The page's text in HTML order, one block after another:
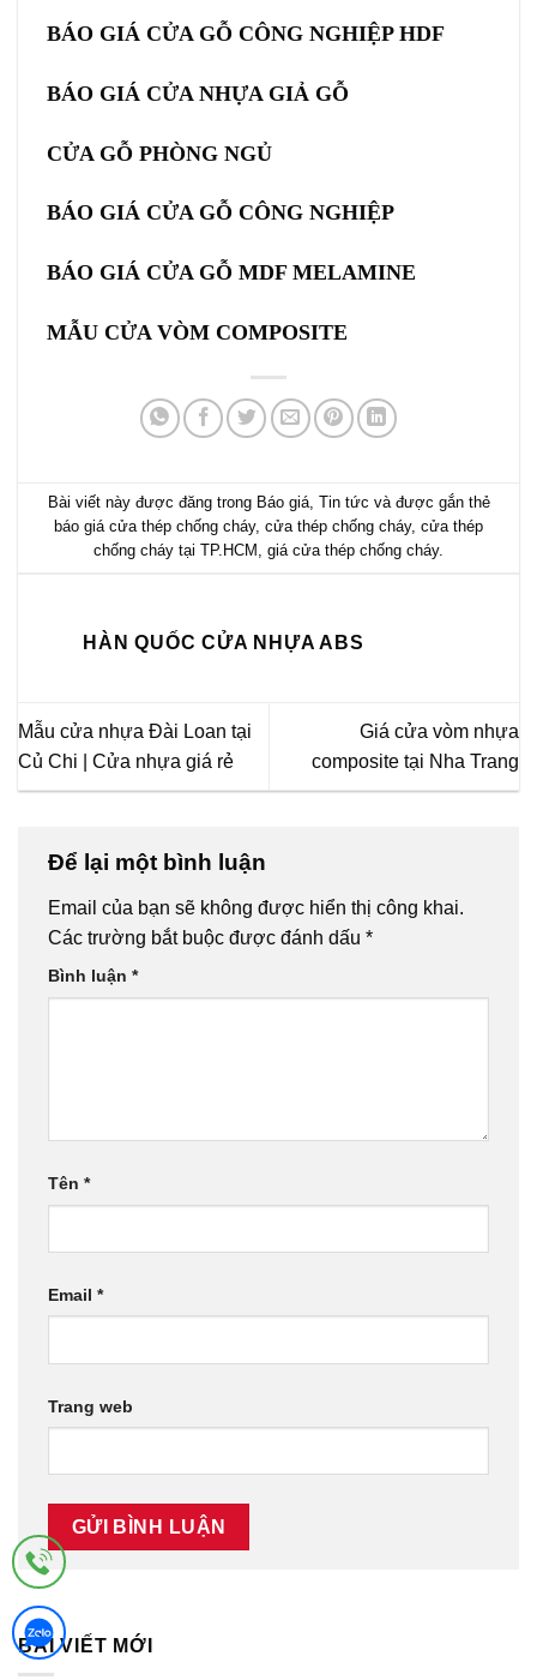
BÁO GIÁ CỬA GỖ CÔNG NGHIỆP HDF
BÁO GIÁ CỬA NHỰA GIẢ GỖ
CỬA GỖ PHÒNG NGỦ
BÁO GIÁ CỬA GỖ CÔNG NGHIỆP
BÁO GIÁ CỬA GỖ MDF MELAMINE
MẪU CỬA VÒM COMPOSITE
Bài viết này được đăng trong Báo giá, Tin tức và được gắn thẻ
báo giá cửa thép chống cháy, cửa thép chống cháy, cửa thép
chống cháy tại TP.HCM , giá cửa thép chống cháy.
HÀN QUỐC CỬA NHỰA ABS
Mẫu cửa nhựa Đài Loan tại
Củ Chi | Cửa nhựa giá rẻ
Giá cửa vòm nhựa
composite tại Nha Trang
Để lại một bình luận
Email của bạn sẽ không được hiển thị công khai.
Các trường bắt buộc được đánh dấu *
Bình luận *
Tên *
Email *
Trang web
BÀI VIẾT MỚI